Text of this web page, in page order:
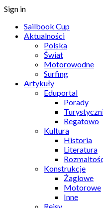
Sign in
Sailbook Cup
Aktualności
Polska
Świat
Motorowodne
Surfing
Artykuły
Eduportal
Porady
Regatowo
Kultura
Historia
Literatura
Konstrukcje
Żaglowe
Motorowe
Inne